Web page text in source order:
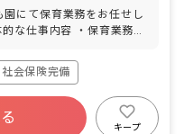
OK） ■慶弔休暇 ■産前産
（取得率100％・復帰率
園にて保育業務をお任せし
制作物の作成
社会保険完備
キープ